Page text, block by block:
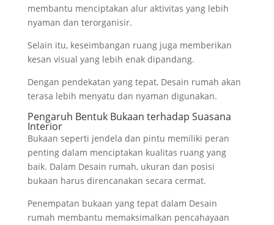
membantu menciptakan alur aktivitas yang lebih
nyaman dan terorganisir.
Selain itu, keseimbangan ruang juga memberikan
kesan visual yang lebih enak dipandang.
Dengan pendekatan yang tepat, Desain rumah akan
terasa lebih menyatu dan nyaman digunakan.
Pengaruh Bentuk Bukaan terhadap Suasana
Interior
Bukaan seperti jendela dan pintu memiliki peran
penting dalam menciptakan kualitas ruang yang
baik. Dalam Desain rumah, ukuran dan posisi
bukaan harus direncanakan secara cermat.
Penempatan bukaan yang tepat dalam Desain
rumah membantu memaksimalkan pencahayaan